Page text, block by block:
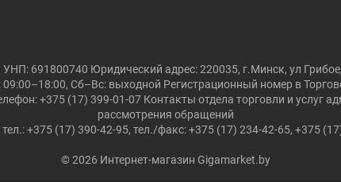
691800740 Юридический адрес: 220035, г.Минск, ул
Сб–Вс: выходной Регистрационный номер в
+375 (17) 399-01-07 Контакты отдела торговли и услуг
рассмотрения обращений
тел.: +375 (17) 390-42-95, тел./факс: +375 (17) 234-42-65, +375
© 2026 Интернет-магазин Gigamarket.by